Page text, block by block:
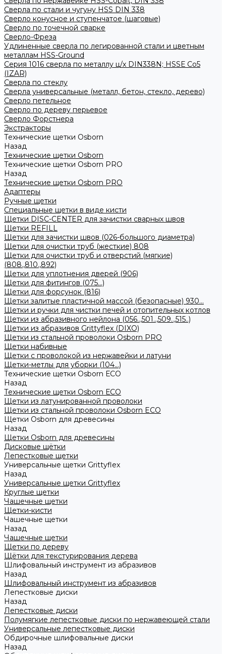
Сверла по стали и чугуну HSS DIN 338
Сверло конусное и ступенчатое (шаговые)
Сверло по точечной сварке
Сверло-Фреза
Удлиненные сверла по легированной стали и цветным
металлам HSS-Ground
Серия 1016 сверла по металлу ц/х DIN338N; HSSЕ Со5
(IZAR)
Сверла по стеклу
Сверла универсальные (металл, бетон, стекло, дерево)
Сверло петельное
Сверло по дереву перьевое
Сверло Форстнера
Экстракторы
Технические щетки Osborn
Назад
Технические щетки Osborn
Технические щетки Osborn PRO
Назад
Технические щетки Osborn PRO
Адаптеры
Ручные щетки
Специальные щетки в виде кисти
Щетки DISC-CENTER для зачистки сварных швов
Щетки REFILL
Щетки для зачистки швов (026-большого диаметра)
Щетки для очистки труб (жесткие) 808
Щетки для очистки труб и отверстий (мягкие)
(808.,810.,892)
Щетки для уплотнения дверей (906)
Щетки для фитингов (075...)
Щетки для форсунок (816)
Щетки залитые пластичной массой (безопасные) 930...
Щетки и ручки для чистки печей и отопительных котлов
Щетки из абразивного нейлона (056..,501..,509..,515..)
Щетки из абразивов Grittyflex (DIXO)
Щетки из стальной проволоки Osborn PRO
Щетки набивные
Щетки с проволокой из нержавейки и латуни
Щетки-метлы для уборки (104...)
Технические щетки Osborn ЕСО
Назад
Технические щетки Osborn ЕСО
Щетки из латунированной проволоки
Щетки из стальной проволоки Osborn ECO
Щетки Osborn для древесины
Назад
Щетки Osborn для древесины
Дисковые щётки
Лепестковые щетки
Универсальные щетки Grittyflex
Назад
Универсальные щетки Grittyflex
Круглые щетки
Чашечные щетки
Щетки-кисти
Чашечные щетки
Назад
Чашечные щетки
Щетки по дереву
Щётки для текстурирования дерева
Шлифовальный инструмент из абразивов
Назад
Шлифовальный инструмент из абразивов
Лепестковые диски
Назад
Лепестковые диски
Полумягкие лепестковые диски по нержавеющей стали
Универсальные лепестковые диски
Обдирочные шлифовальные диски
Назад